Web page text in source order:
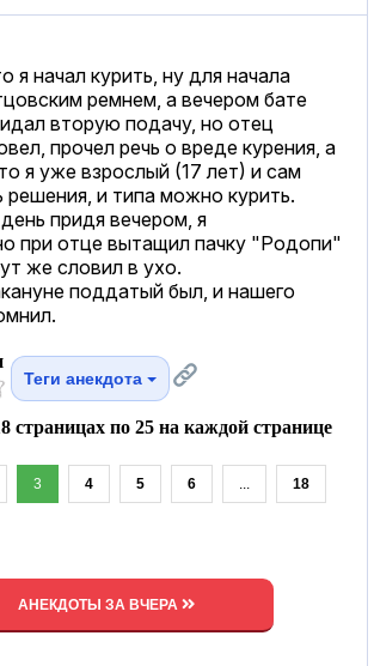
я начал курить, ну для начала
ремнем, а вечером бате
вторую подачу, но отец
прочел речь о вреде курения, а
я уже взрослый (17 лет) и сам
решения, и типа можно курить.
придя вечером, я
при отце вытащил пачку "Родопи"
же словил в ухо.
поддатый был, и нашего
Теги анекдота
страницах по 25 на каждой странице
3 4 5 6 ... 18
АНЕКДОТЫ ЗА ВЧЕРА